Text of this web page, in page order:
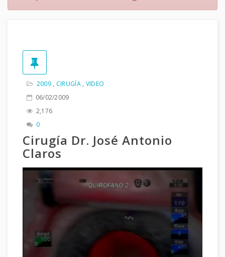
2009, CIRUGÍA, VIDEO
06/02/2009
2,176
0
Cirugía Dr. José Antonio
Claros